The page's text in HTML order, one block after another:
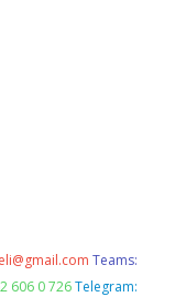
Teams:
606 0 726 Telegram: